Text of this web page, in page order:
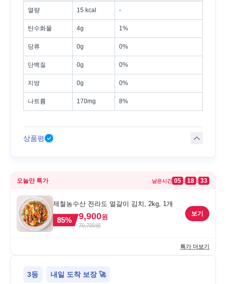
열량 15 kcal -
탄수화물 4g 1%
당류 0g 0%
단백질 0g 0%
지방 0g 0%
나트륨 170mg 8%
상품평
오늘만 특가 남은시간 05 : 18 : 33
제철농수산 전라도 얼갈이 김치, 2kg, 1개
85% 9,900원
70,700원
보기
특가 더보기
3등 내일 도착 보장 🚀